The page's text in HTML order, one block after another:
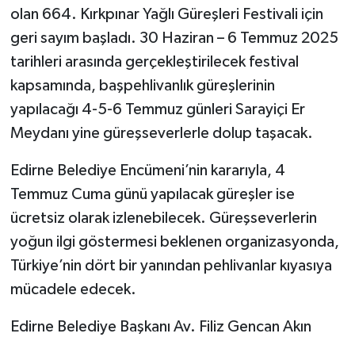
olan 664. Kırkpınar Yağlı Güreşleri Festivali için
geri sayım başladı. 30 Haziran – 6 Temmuz 2025
tarihleri arasında gerçekleştirilecek festival
kapsamında, başpehlivanlık güreşlerinin
yapılacağı 4-5-6 Temmuz günleri Sarayiçi Er
Meydanı yine güreşseverlerle dolup taşacak.
Edirne Belediye Encümeni’nin kararıyla, 4
Temmuz Cuma günü yapılacak güreşler ise
ücretsiz olarak izlenebilecek. Güreşseverlerin
yoğun ilgi göstermesi beklenen organizasyonda,
Türkiye’nin dört bir yanından pehlivanlar kıyasıya
mücadele edecek.
Edirne Belediye Başkanı Av. Filiz Gencan Akın